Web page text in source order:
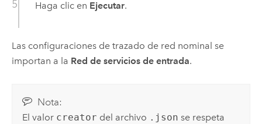
Haga clic en Ejecutar.
Las configuraciones de trazado de red nominal se
importan a la Red de servicios de entrada.
Nota:
El valor creator del archivo .json se respeta